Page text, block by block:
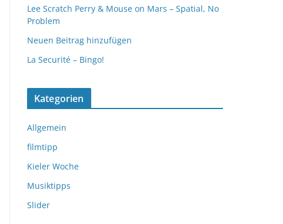
Lee Scratch Perry & Mouse on Mars – Spatial, No
Problem
Neuen Beitrag hinzufügen
La Securité – Bingo!
Kategorien
Allgemein
filmtipp
Kieler Woche
Musiktipps
Slider